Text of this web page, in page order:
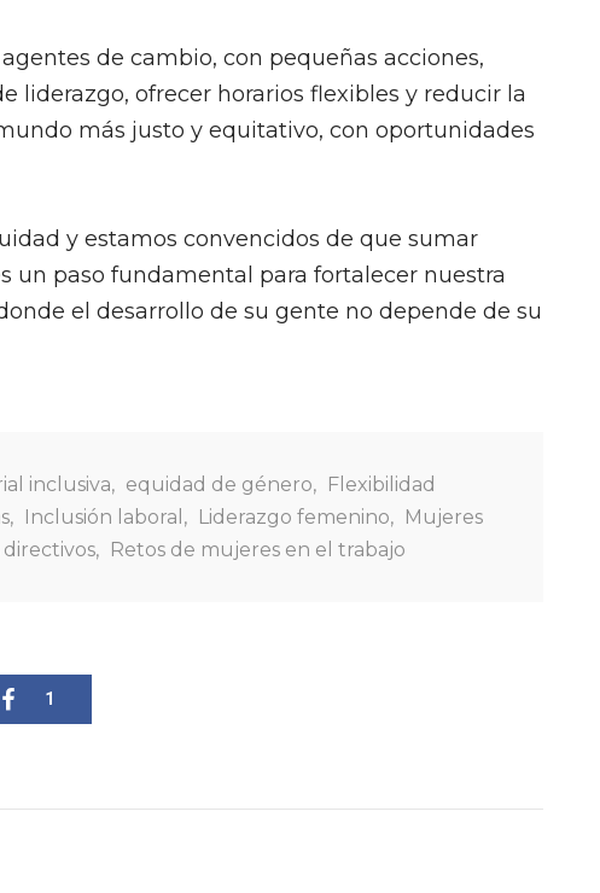
de cambio, con pequeñas acciones,
liderazgo, ofrecer horarios flexibles y reducir la
más justo y equitativo, con oportunidades
y estamos convencidos de que sumar
un paso fundamental para fortalecer nuestra
el desarrollo de su gente no depende de su
inclusiva, equidad de género, Flexibilidad
, Inclusión laboral , Liderazgo femenino, Mujeres
, Retos de mujeres en el trabajo
1